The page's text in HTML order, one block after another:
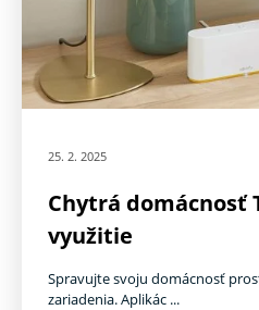
25. 2. 2025
Chytrá domácnosť
využitie
Spravujte svoju domácnosť
zariadenia. Aplikác ...